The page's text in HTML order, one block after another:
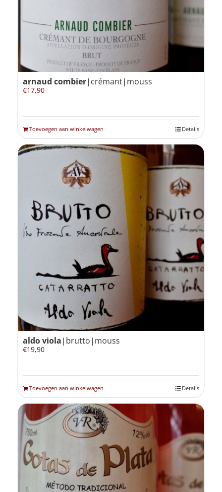
arnaud combier|crémant|mouss
€17,90
Toevoegen aan winkelwagen Details
aldo viola|brutto|mouss
€19,90
Toevoegen aan winkelwagen Details